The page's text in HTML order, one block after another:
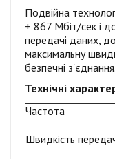
Подвійна
+ 867 Мбіт/сек і
передачі даних,
максимальну
безпечні
Технічні
Частота
Швидкість